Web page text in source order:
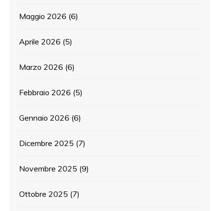
Maggio 2026 (6)
Aprile 2026 (5)
Marzo 2026 (6)
Febbraio 2026 (5)
Gennaio 2026 (6)
Dicembre 2025 (7)
Novembre 2025 (9)
Ottobre 2025 (7)